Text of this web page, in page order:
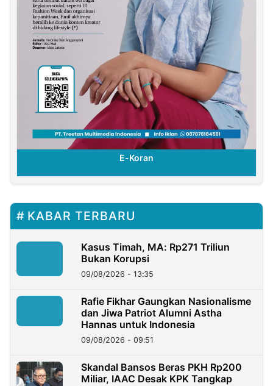
E-Koran
KABAR TERBARU
Kasus Timah, MA: Rp271 Triliun
Bukan Korupsi
09/08/2026 - 13:35
Rafie Fikhar Gaungkan Nasionalisme
dan Jiwa Patriot Alumni Astha
Hannas untuk Indonesia
09/08/2026 - 09:51
Skandal Bansos Beras PKH Rp200
Miliar, IAAC Desak KPK Tangkap